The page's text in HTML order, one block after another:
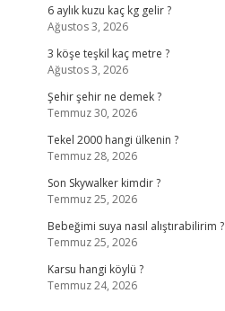
6 aylık kuzu kaç kg gelir ?
Ağustos 3, 2026
3 köşe teşkil kaç metre ?
Ağustos 3, 2026
Şehir şehir ne demek ?
Temmuz 30, 2026
Tekel 2000 hangi ülkenin ?
Temmuz 28, 2026
Son Skywalker kimdir ?
Temmuz 25, 2026
Bebeğimi suya nasıl alıştırabilirim ?
Temmuz 25, 2026
Karsu hangi köylü ?
Temmuz 24, 2026